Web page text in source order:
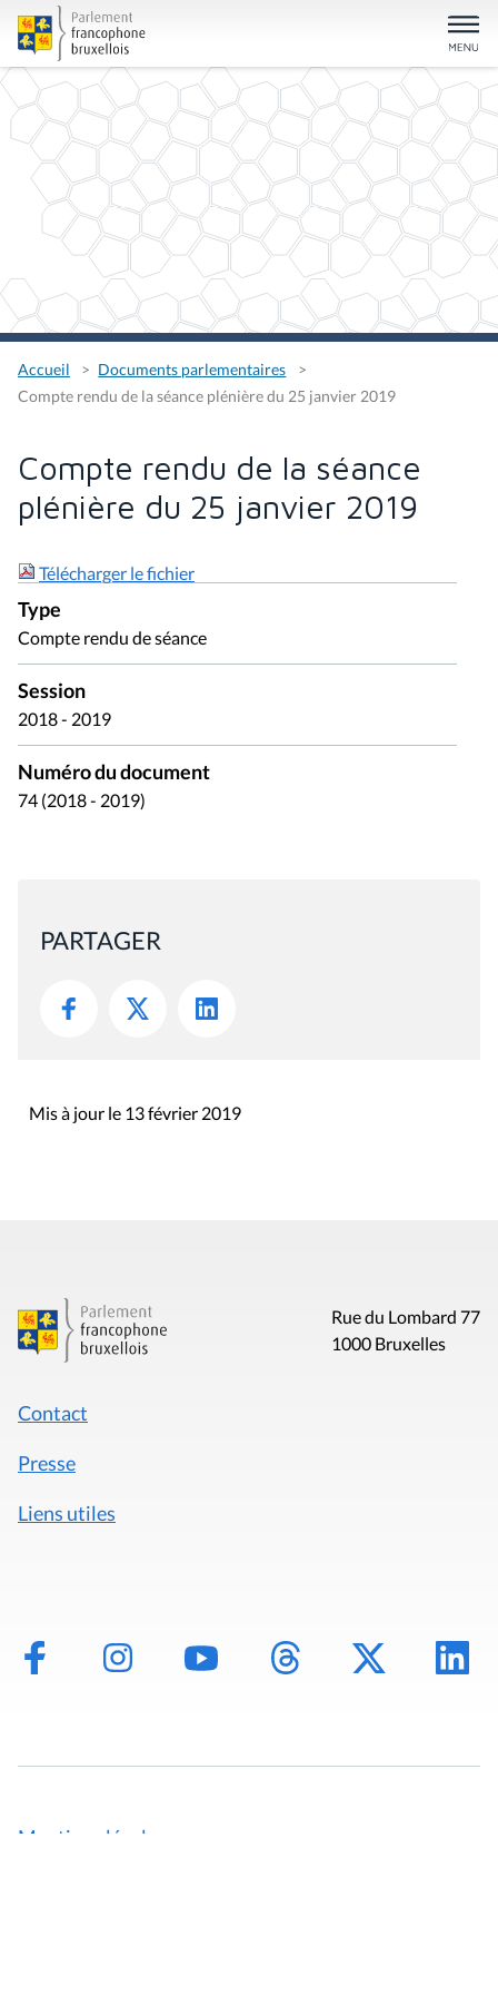
Accueil
Documents parlementaires
Compte rendu de la séance plénière du 25 janvier 2019
Compte rendu de la séance
plénière du 25 janvier 2019
Télécharger le fichier
Type
Compte rendu de séance
Session
2018 - 2019
Numéro du document
74 (2018 - 2019)
PARTAGER
Mis à jour le 13 février 2019
Rue du Lombard 77
1000 Bruxelles
Contact
Presse
Liens utiles
Mentions légales